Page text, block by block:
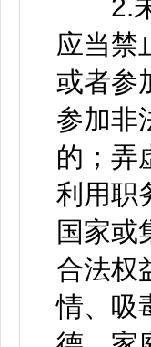
2.未
应当禁
或者参
参加非
的；弄
利用职
国家或
合法权
情、吸